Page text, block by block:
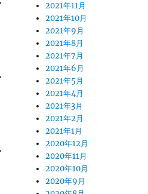
2021年11月
2021年10月
2021年9月
2021年8月
2021年7月
2021年6月
2021年5月
2021年4月
2021年3月
2021年2月
2021年1月
2020年12月
2020年11月
2020年10月
2020年9月